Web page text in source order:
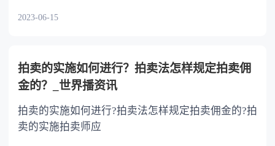
2023-06-15
拍卖的实施如何进行？拍卖法怎样规定拍卖佣
金的？_世界播资讯
拍卖的实施如何进行?拍卖法怎样规定拍卖佣金的?拍
卖的实施拍卖师应